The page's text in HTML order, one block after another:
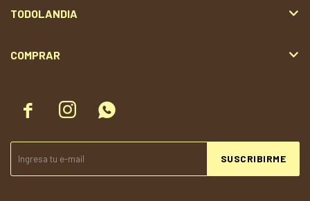
  
SUSCRIBIRME
TODOLANDIA
COMPRAR